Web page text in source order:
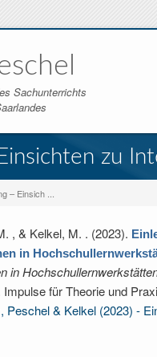
Sachunterrichts
zu
– Einsich ...
, & Kelkel, M. . (2023).
in
in
für Theorie und
Peschel & Kelkel (2023) -